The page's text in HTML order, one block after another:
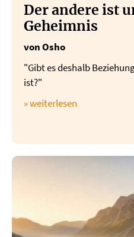
Der andere ist
Geheimnis
von Osho
"Gibt es deshalb
ist?"
» weiterlesen